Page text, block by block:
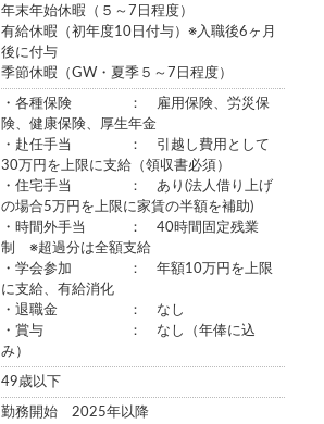
年末年始休暇（５～7日程度）
有給休暇（初年度10日付与）※入職後6ヶ月
後に付与
季節休暇（GW・夏季５～7日程度）
・各種保険 ： 雇用保険、労災保
険、健康保険、厚生年金
・赴任手当 ： 引越し費用として
30万円を上限に支給（領収書必須）
・住宅手当 ： あり(法人借り上げ
の場合5万円を上限に家賃の半額を補助)
・時間外手当 ： 40時間固定残業
制 ※超過分は全額支給
・学会参加 ： 年額10万円を上限
に支給、有給消化
・退職金 ： なし
・賞与 ： なし（年俸に込
み）
49歳以下
勤務開始 2025年以降